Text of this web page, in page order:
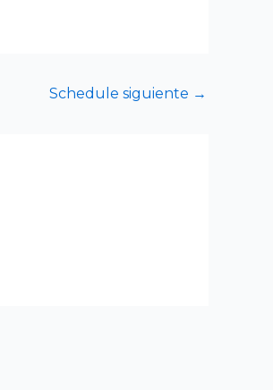
Schedule siguiente →